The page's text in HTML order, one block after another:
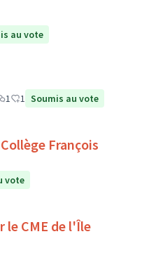
au vote
1 1 Soumis au vote
François
vote
le CME de l'Île